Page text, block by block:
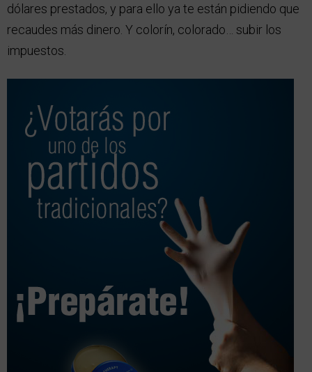
dólares prestados, y para ello ya te están pidiendo que
recaudes más dinero. Y colorín, colorado… subir los
impuestos.